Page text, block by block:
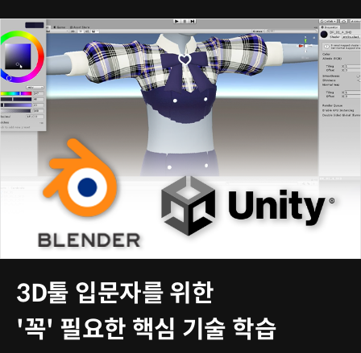
3D툴 입문자를 위한
'꼭' 필요한 핵심 기술 학습